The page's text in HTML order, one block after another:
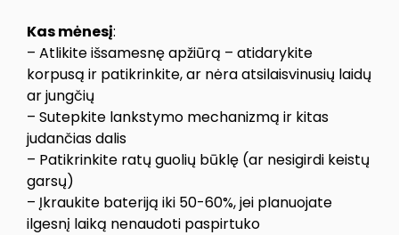
Kas mėnesį:
– Atlikite išsamesnę apžiūrą – atidarykite
korpusą ir patikrinkite, ar nėra atsilaisvinusių laidų
ar jungčių
– Sutepkite lankstymo mechanizmą ir kitas
judančias dalis
– Patikrinkite ratų guolių būklę (ar nesigirdi keistų
garsų)
– Įkraukite bateriją iki 50-60%, jei planuojate
ilgesnį laiką nenaudoti paspirtuko